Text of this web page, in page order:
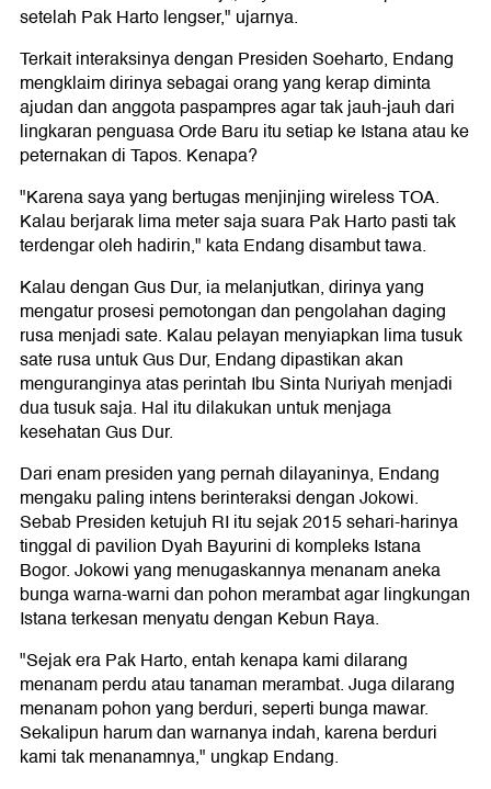
setelah Pak Harto lengser," ujarnya.
Terkait interaksinya dengan Presiden Soeharto, Endang
mengklaim dirinya sebagai orang yang kerap diminta
ajudan dan anggota paspampres agar tak jauh-jauh dari
lingkaran penguasa Orde Baru itu setiap ke Istana atau ke
peternakan di Tapos. Kenapa?
"Karena saya yang bertugas menjinjing wireless TOA.
Kalau berjarak lima meter saja suara Pak Harto pasti tak
terdengar oleh hadirin," kata Endang disambut tawa.
Kalau dengan Gus Dur, ia melanjutkan, dirinya yang
mengatur prosesi pemotongan dan pengolahan daging
rusa menjadi sate. Kalau pelayan menyiapkan lima tusuk
sate rusa untuk Gus Dur, Endang dipastikan akan
menguranginya atas perintah Ibu Sinta Nuriyah menjadi
dua tusuk saja. Hal itu dilakukan untuk menjaga
kesehatan Gus Dur.
Dari enam presiden yang pernah dilayaninya, Endang
mengaku paling intens berinteraksi dengan Jokowi.
Sebab Presiden ketujuh RI itu sejak 2015 sehari-harinya
tinggal di pavilion Dyah Bayurini di kompleks Istana
Bogor. Jokowi yang menugaskannya menanam aneka
bunga warna-warni dan pohon merambat agar lingkungan
Istana terkesan menyatu dengan Kebun Raya.
"Sejak era Pak Harto, entah kenapa kami dilarang
menanam perdu atau tanaman merambat. Juga dilarang
menanam pohon yang berduri, seperti bunga mawar.
Sekalipun harum dan warnanya indah, karena berduri
kami tak menanamnya," ungkap Endang.